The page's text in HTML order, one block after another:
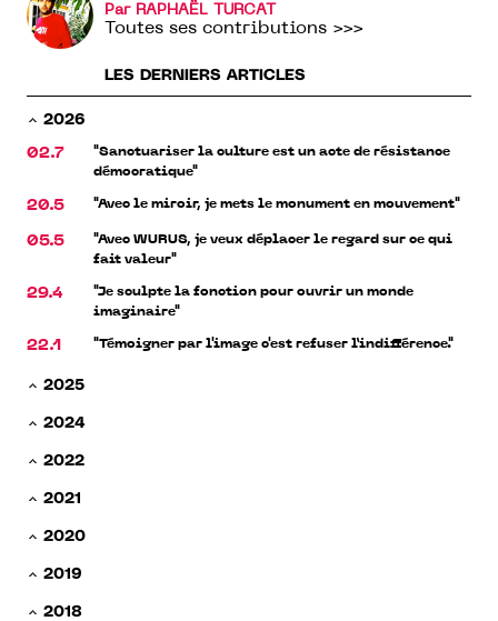
Par RAPHAËL TURCAT
Toutes ses contributions >>>
LES DERNIERS ARTICLES
2026
02.7
"Sanctuariser la culture est un acte de résistance
démocratique"
20.5 "Avec le miroir, je mets le monument en mouvement"
05.5
"Avec WURUS, je veux déplacer le regard sur ce qui
fait valeur"
29.4
"Je sculpte la fonction pour ouvrir un monde
imaginaire"
22.1 "Témoigner par l'image c'est refuser l’indifférence."
2025
2024
2022
2021
2020
2019
2018